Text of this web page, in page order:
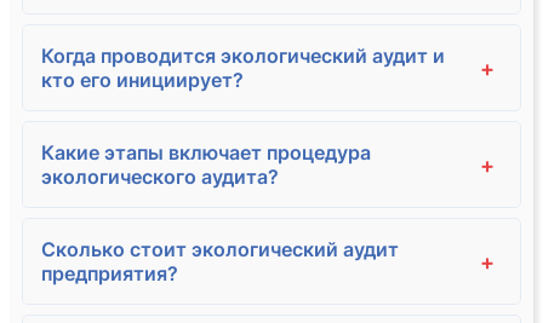
Когда проводится экологический аудит и
кто его инициирует?
+
Какие этапы включает процедура
экологического аудита?
+
Сколько стоит экологический аудит
предприятия?
+